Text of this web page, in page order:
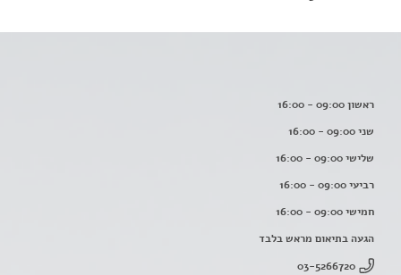
ראשון 09:00 - 16:00
שני 09:00 - 16:00
שלישי 09:00 - 16:00
רביעי 09:00 - 16:00
חמישי 09:00 - 16:00
הגעה בתיאום מראש בלבד
03-5266720